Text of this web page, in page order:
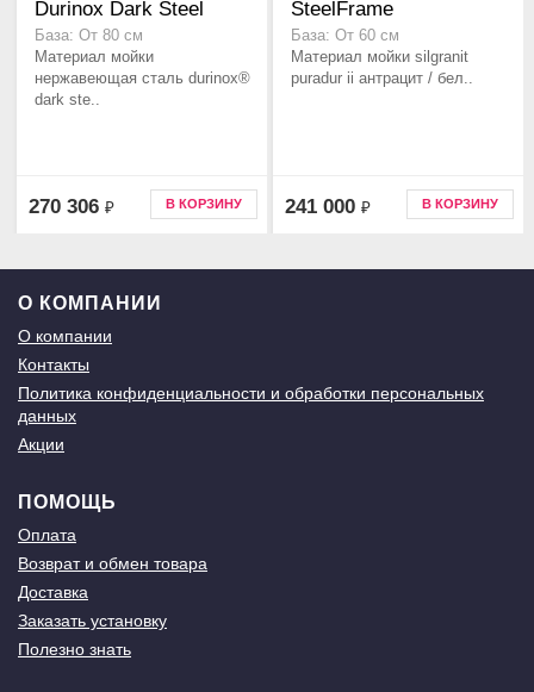
Durinox Dark Steel
База: От 80 см
Материал мойки
нержавеющая сталь durinox®
dark ste..
270 306 ₽ В КОРЗИНУ
SteelFrame
База: От 60 см
Материал мойки silgranit
puradur ii антрацит / бел..
241 000 ₽ В КОРЗИНУ
О КОМПАНИИ
О компании
Контакты
Политика конфиденциальности и обработки персональных
данных
Акции
ПОМОЩЬ
Оплата
Возврат и обмен товара
Доставка
Заказать установку
Полезно знать